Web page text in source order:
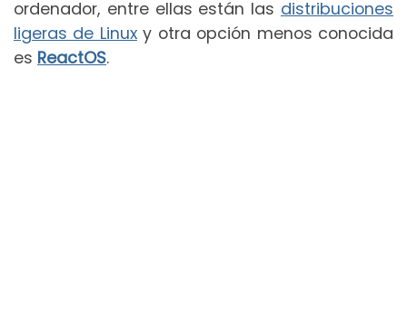
ordenador, entre ellas están las distribuciones
ligeras de Linuxy otra opción menos conocida
es ReactOS.